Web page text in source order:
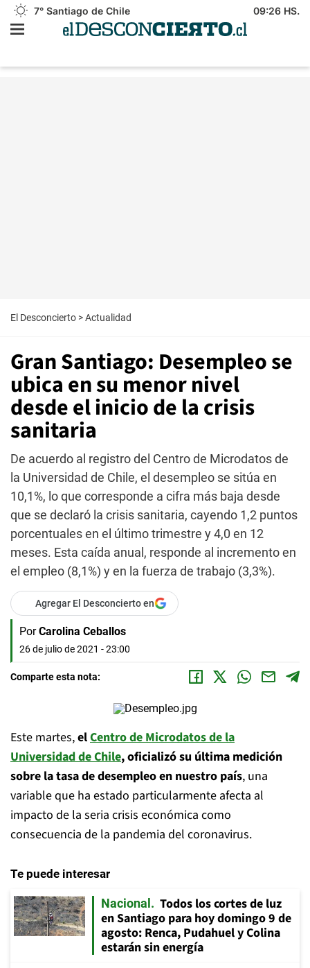
7° Santiago de Chile 09:26 HS.
El Desconcierto >Actualidad
Gran Santiago: Desempleo se
ubica en su menor nivel
desde el inicio de la crisis
sanitaria
De acuerdo al registro del Centro de Microdatos de
la Universidad de Chile, el desempleo se sitúa en
10,1%, lo que corresponde a cifra más baja desde
que se declaró la crisis sanitaria, cayendo 1,2 puntos
porcentuales en el último trimestre y 4,0 en 12
meses. Esta caída anual, responde al incremento en
el empleo (8,1%) y en la fuerza de trabajo (3,3%).
Agregar El Desconcierto en
Por Carolina Ceballos
26 de julio de 2021 - 23:00
Comparte esta nota:
Este martes,elCentro de Microdatos de la
Universidad de Chile, oficializó su última medición
sobre la tasa de desempleo en nuestro país, una
variable que ha estado particularmente afecta al
impacto de la seria crisis económica como
consecuencia de la pandemia del coronavirus.
Te puede interesar
Nacional
Todos los cortes de luz
en Santiago para hoy domingo 9 de
agosto: Renca, Pudahuel y Colina
estarán sin energía